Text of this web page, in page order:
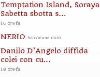
Temptation Island, Soraya
Sabetta sbotta s...
16 ore fa
NERIO ha commentato
Danilo D’Angelo diffida
colei con cu...
18 ore fa